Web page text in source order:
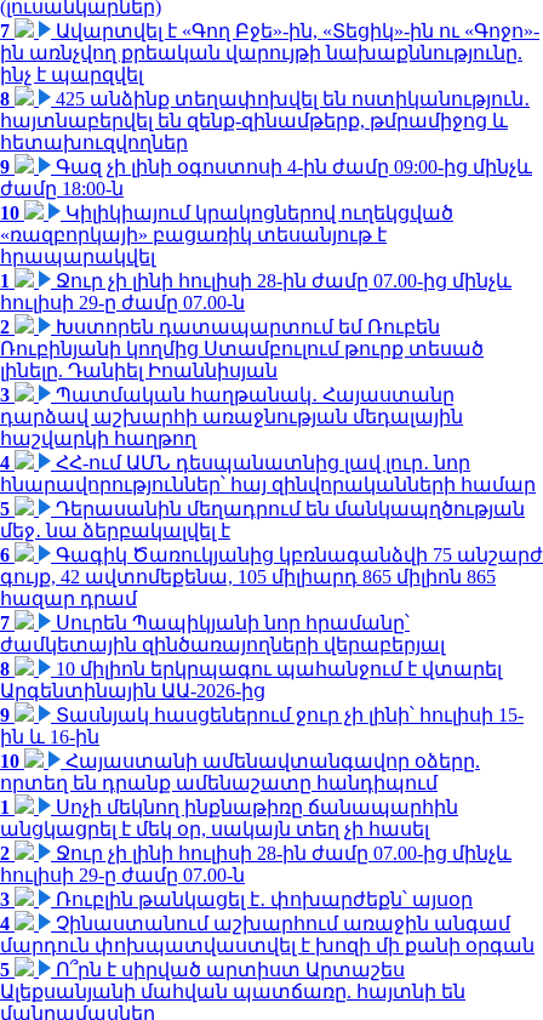
(լուսանկարներ)
7
Ավարտվել է «Գող Բջե»-ին, «Տեցիկ»-ին ու «Գոջո»-
ին առնչվող քրեական վարույթի նախաքննությունը.
ինչ է պարզվել
8
425 անձինք տեղափոխվել են ոստիկանություն․
հայտնաբերվել են զենք-զինամթերք, թմրամիջոց և
հետախուզվողներ
9
Գազ չի լինի օգոստոսի 4-ին ժամը 09:00-ից մինչև
ժամը 18:00-ն
10
Կիլիկիայում կրակոցներով ուղեկցված
«ռազբորկայի» բացառիկ տեսանյութ է
հրապարակվել
1
Ջուր չի լինի հուլիսի 28-ին ժամը 07.00-ից մինչև
հուլիսի 29-ը ժամը 07.00-ն
2
Խստորեն դատապարտում եմ Ռուբեն
Ռուբինյանի կողմից Ստամբուլում թուրք տեսած
լինելը. Դանիել Իոաննիսյան
3
Պատմական հաղթանակ․ Հայաստանը
դարձավ աշխարհի առաջնության մեդալային
հաշվարկի հաղթող
4
ՀՀ-ում ԱՄՆ դեսպանատնից լավ լուր․ նոր
հնարավորություններ՝ հայ զինվորականների համար
5
Դերասանին մեղադրում են մանկապղծության
մեջ․ նա ձերբակալվել է
6
Գագիկ Ծառուկյանից կբռնագանձվի 75 անշարժ
գույք, 42 ավտոմեքենա, 105 միլիարդ 865 միլիոն 865
հազար դրամ
7
Սուրեն Պապիկյանի նոր հրամանը՝
ժամկետային զինծառայողների վերաբերյալ
8
10 միլիոն երկրպագու պահանջում է վտարել
Արգենտինային ԱԱ-2026-ից
9
Տասնյակ հասցեներում ջուր չի լինի՝ հուլիսի 15-
ին և 16-ին
10
Հայաստանի ամենավտանգավոր օձերը.
որտեղ են դրանք ամենաշատը հանդիպում
1
Սոչի մեկնող ինքնաթիռը ճանապարհին
անցկացրել է մեկ օր, սակայն տեղ չի հասել
2
Ջուր չի լինի հուլիսի 28-ին ժամը 07.00-ից մինչև
հուլիսի 29-ը ժամը 07.00-ն
3
Ռուբլին թանկացել է․ փոխարժեքն՝ այսօր
4
Չինաստանում աշխարհում առաջին անգամ
մարդուն փոխպատվաստվել է խոզի մի քանի օրգան
5
Ո՞րն է սիրված արտիստ Արտաշես
Ալեքսանյանի մահվան պատճառը. հայտնի են
մանրամասներ